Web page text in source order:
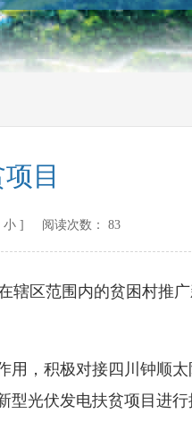
目
小] 阅读次数： 83
区范围内的贫困村推
，积极对接四川钟顺太
型光伏发电扶贫项目进